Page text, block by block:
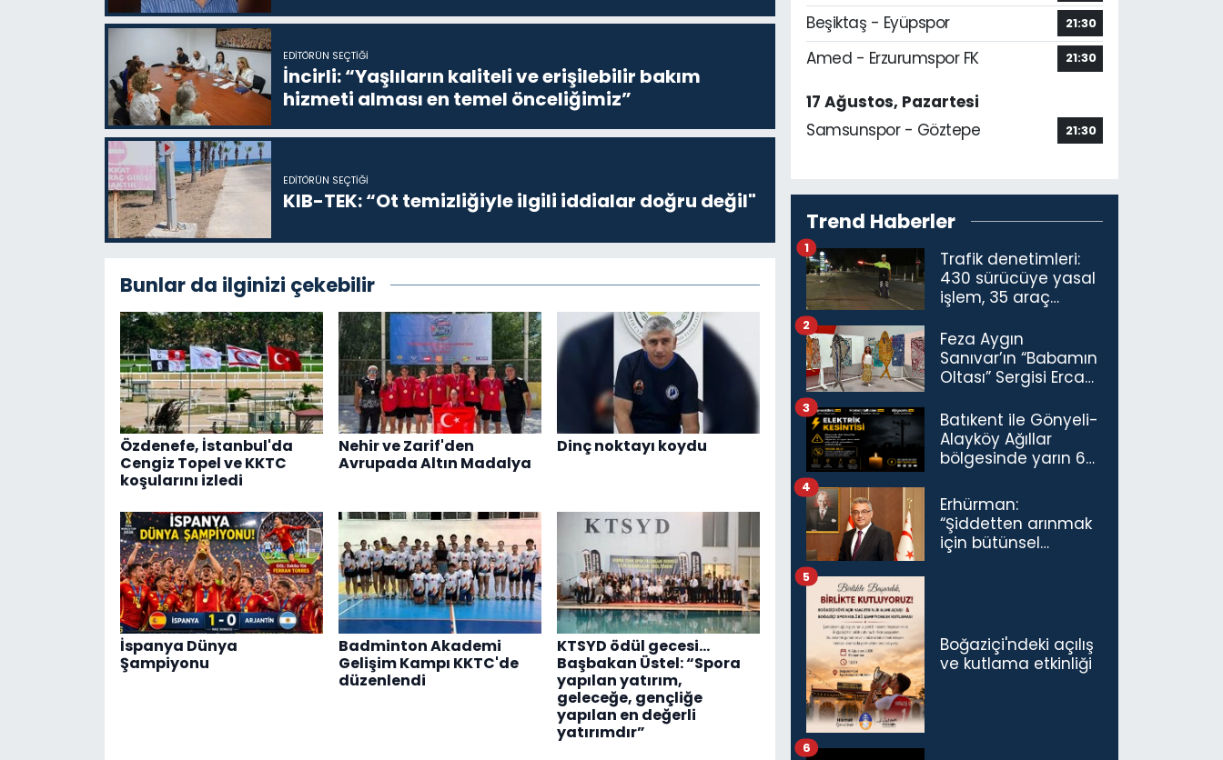
EDITÖRÜN SEÇTIĞI
İncirli: “Yaşlıların kaliteli ve erişilebilir bakım
hizmeti alması en temel önceliğimiz”
EDITÖRÜN SEÇTIĞI
KIB-TEK: “Ot temizliğiyle ilgili iddialar doğru değil"
Bunlar da ilginizi çekebilir
Özdenefe, İstanbul'da
Cengiz Topel ve KKTC
koşularını izledi
Nehir ve Zarif'den
Avrupada Altın Madalya
Dinç noktayı koydu
İspanya Dünya
Şampiyonu
Badminton Akademi
Gelişim Kampı KKTC'de
düzenlendi
KTSYD ödül gecesi...
Başbakan Üstel: “Spora
yapılan yatırım,
geleceğe, gençliğe
yapılan en değerli
yatırımdır”
Beşiktaş - Eyüpspor 21:30
Amed - Erzurumspor FK 21:30
17 Ağustos, Pazartesi
Samsunspor - Göztepe
21:30
Trend Haberler
Trafik denetimleri:
430 sürücüye yasal
işlem, 35 araç
1
Feza Aygın
Sanıvar’ın “Babamın
Oltası” Sergisi Ercan
Açıldı
2
Batıkent ile Gönyeli-
Alayköy Ağıllar
bölgesinde yarın 6
kesintisi…
3
Erhürman:
“Şiddetten arınmak
için bütünsel
4
Boğaziçi'ndeki açılış
ve kutlama etkinliği
5
6